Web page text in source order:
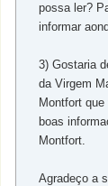
possa ler?
informar
3) Gostaria
da Virgem
Montfort
boas
Montfort.
Agradeço a